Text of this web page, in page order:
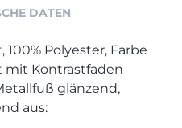
DATEN
Polyester, Farbe
mit Kontrastfaden
glänzend,
aus: